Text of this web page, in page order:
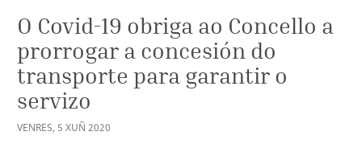
O Covid-19 obriga ao Concello a
prorrogar a concesión do
transporte para garantir o
servizo
VENRES, 5 XUÑ 2020